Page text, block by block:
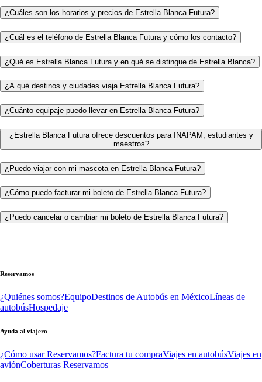
¿Cuáles son los horarios y precios de Estrella Blanca Futura?
¿Cuál es el teléfono de Estrella Blanca Futura y cómo los contacto?
¿Qué es Estrella Blanca Futura y en qué se distingue de Estrella Blanca?
¿A qué destinos y ciudades viaja Estrella Blanca Futura?
¿Cuánto equipaje puedo llevar en Estrella Blanca Futura?
¿Estrella Blanca Futura ofrece descuentos para INAPAM, estudiantes y
maestros?
¿Puedo viajar con mi mascota en Estrella Blanca Futura?
¿Cómo puedo facturar mi boleto de Estrella Blanca Futura?
¿Puedo cancelar o cambiar mi boleto de Estrella Blanca Futura?
Reservamos
¿Quiénes somos?EquipoDestinos de Autobús en MéxicoLíneas de
autobúsHospedaje
Ayuda al viajero
¿Cómo usar Reservamos?Factura tu compraViajes en autobúsViajes en
aviónCoberturas Reservamos